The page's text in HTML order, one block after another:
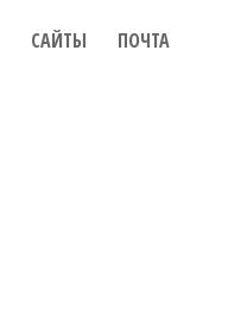
САЙТЫ ПОЧТА